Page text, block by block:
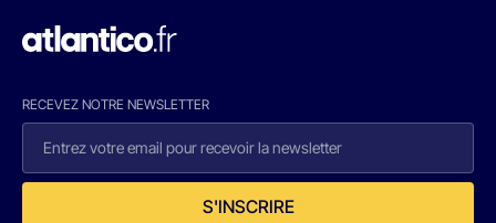
RECEVEZ NOTRE NEWSLETTER
S'INSCRIRE